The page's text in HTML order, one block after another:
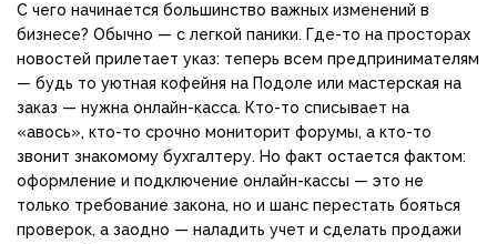
С чего начинается большинство важных изменений в
бизнесе? Обычно — с легкой паники. Где-то на просторах
новостей прилетает указ: теперь всем предпринимателям
— будь то уютная кофейня на Подоле или мастерская на
заказ — нужна онлайн-касса. Кто-то списывает на
«авось», кто-то срочно мониторит форумы, а кто-то
звонит знакомому бухгалтеру. Но факт остается фактом:
оформление и подключение онлайн-кассы — это не
только требование закона, но и шанс перестать бояться
проверок, а заодно — наладить учет и сделать продажи